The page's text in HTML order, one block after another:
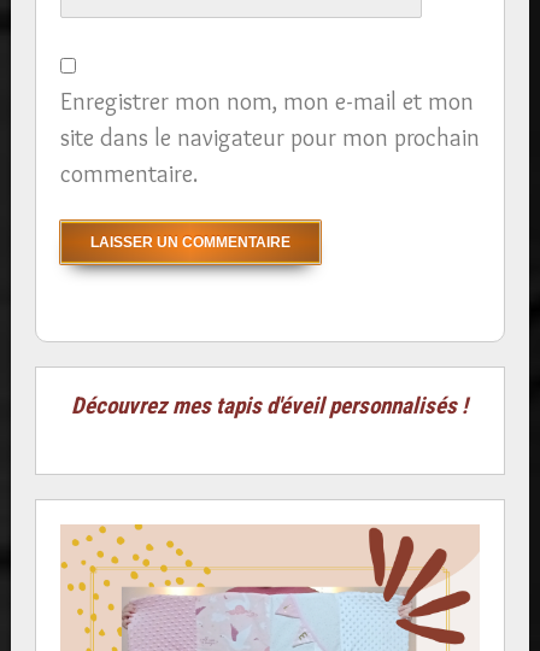
Enregistrer mon nom, mon e-mail et mon
site dans le navigateur pour mon prochain
commentaire.
Découvrez mes tapis d'éveil personnalisés !